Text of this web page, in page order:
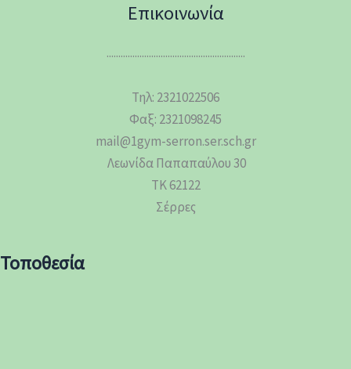
Επικοινωνία
...........................................................
Τηλ: 2321022506
Φαξ: 2321098245
mail@1gym-serron.ser.sch.gr
Λεωνίδα Παπαπαύλου 30
ΤΚ 62122
Σέρρες
Τοποθεσία